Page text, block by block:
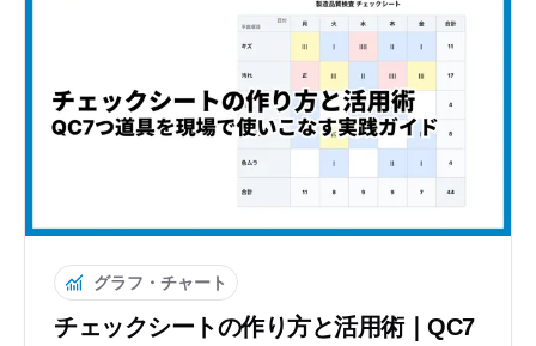
グラフ・チャート
チェックシートの作り方と活用術｜QC7